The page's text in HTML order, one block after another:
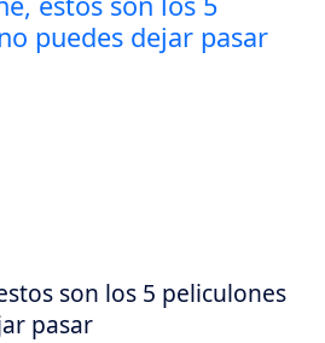
son los 5 peliculones
pasar